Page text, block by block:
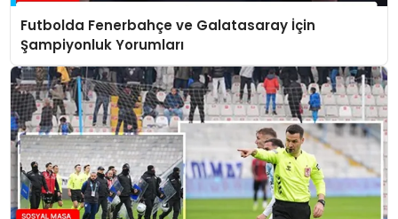
Futbolda Fenerbahçe ve Galatasaray İçin
Şampiyonluk Yorumları